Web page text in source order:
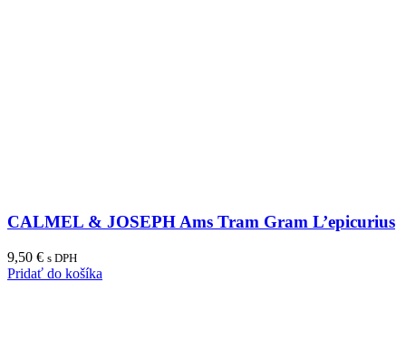
CALMEL & JOSEPH Ams Tram Gram L’epicurius
9,50 € s DPH
Pridať do košíka